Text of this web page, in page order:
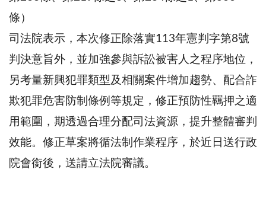
條）
司法院表示，本次修正除落實113年憲判字第8號
判決意旨外，並加強參與訴訟被害人之程序地位，
另考量新興犯罪類型及相關案件增加趨勢、配合詐
欺犯罪危害防制條例等規定，修正預防性羈押之適
用範圍，期透過合理分配司法資源，提升整體審判
效能。修正草案將循法制作業程序，於近日送行政
院會銜後，送請立法院審議。